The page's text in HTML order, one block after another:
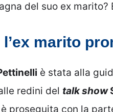
del suo ex
marito
è stata alla
redini del talk show
proseguita con la